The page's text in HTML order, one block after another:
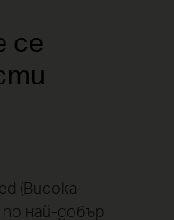
се
(Висока
най-добър